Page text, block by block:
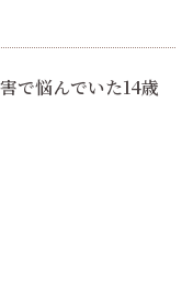
で悩んでいた14歳